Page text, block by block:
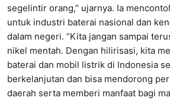
segelintir orang,” ujarnya. Ia
untuk industri baterai nasional dan
dalam negeri. “Kita jangan sampai
nikel mentah. Dengan hilirisasi, kita
baterai dan mobil listrik di Indonesia
berkelanjutan dan bisa mendorong
daerah serta memberi manfaat bagi